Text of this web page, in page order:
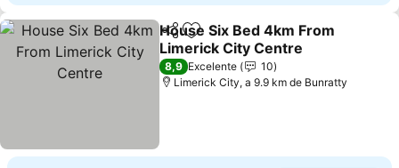
PartilharAdicionar aos favoritos
House Six Bed 4km From
Limerick City Centre
Ver preços
8,9 Excelente
10
Limerick City, a 9.9 km de Bunratty